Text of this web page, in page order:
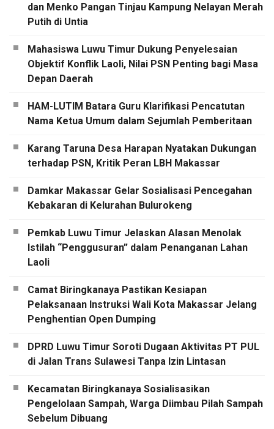
dan Menko Pangan Tinjau Kampung Nelayan Merah
Putih di Untia
Mahasiswa Luwu Timur Dukung Penyelesaian
Objektif Konflik Laoli, Nilai PSN Penting bagi Masa
Depan Daerah
HAM-LUTIM Batara Guru Klarifikasi Pencatutan
Nama Ketua Umum dalam Sejumlah Pemberitaan
Karang Taruna Desa Harapan Nyatakan Dukungan
terhadap PSN, Kritik Peran LBH Makassar
Damkar Makassar Gelar Sosialisasi Pencegahan
Kebakaran di Kelurahan Bulurokeng
Pemkab Luwu Timur Jelaskan Alasan Menolak
Istilah “Penggusuran” dalam Penanganan Lahan
Laoli
Camat Biringkanaya Pastikan Kesiapan
Pelaksanaan Instruksi Wali Kota Makassar Jelang
Penghentian Open Dumping
DPRD Luwu Timur Soroti Dugaan Aktivitas PT PUL
di Jalan Trans Sulawesi Tanpa Izin Lintasan
Kecamatan Biringkanaya Sosialisasikan
Pengelolaan Sampah, Warga Diimbau Pilah Sampah
Sebelum Dibuang